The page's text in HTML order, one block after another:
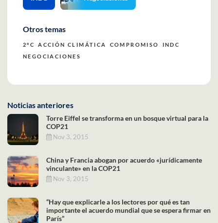
Otros temas
2°C ACCIÓN CLIMÁTICA COMPROMISO
INDC
NEGOCIACIONES
Noticias anteriores
Torre Eiffel se transforma en un bosque virtual para la
COP21
Nov 3, 2015
China y Francia abogan por acuerdo «jurídicamente
vinculante» en la COP21
Nov 3, 2015
“Hay que explicarle a los lectores por qué es tan
importante el acuerdo mundial que se espera firmar en
París”